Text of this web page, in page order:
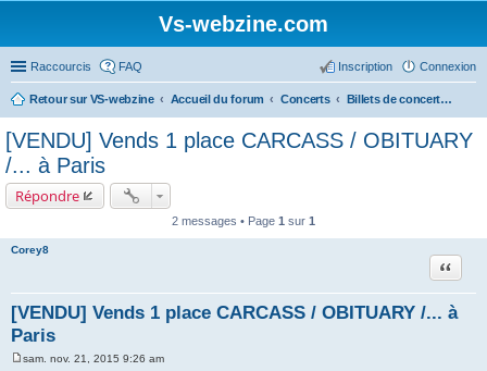
Vs-webzine.com
Raccourcis FAQ Connexion
Inscription
Retour sur VS-webzine Accueil du forum Concerts Billets de concerts et Covoiturages, Infos générales sur les concerts
[VENDU] Vends 1 place CARCASS / OBITUARY
/... à Paris
Répondre
2 messages • Page 1 sur 1
Corey8
[VENDU] Vends 1 place CARCASS / OBITUARY /... à
Paris
Citer
sam. nov. 21, 2015 9:26 am